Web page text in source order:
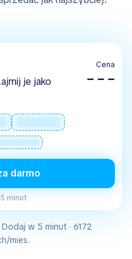
je jako
Cena
– – –
darmo
5 minut
w 5 minut · 6172
mies.